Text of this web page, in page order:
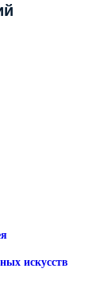
искусств